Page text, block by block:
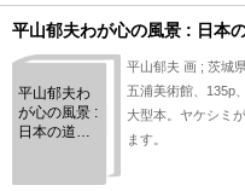
平山郁夫わが心の風景 : 日本
平山郁夫わ
が心の風景 :
日本の道を
平山郁夫 画 ; 茨城
五浦美術館、135p
大型本。ヤケシミ
ます。